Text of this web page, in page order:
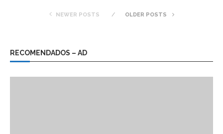
NEWER POSTS OLDER POSTS
RECOMENDADOS – AD